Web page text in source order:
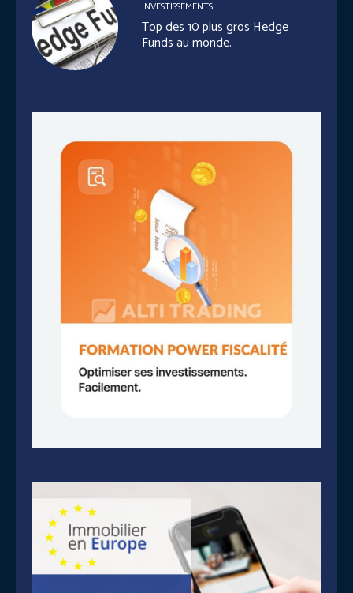
INVESTISSEMENTS
Top des 10 plus gros Hedge
Funds au monde.